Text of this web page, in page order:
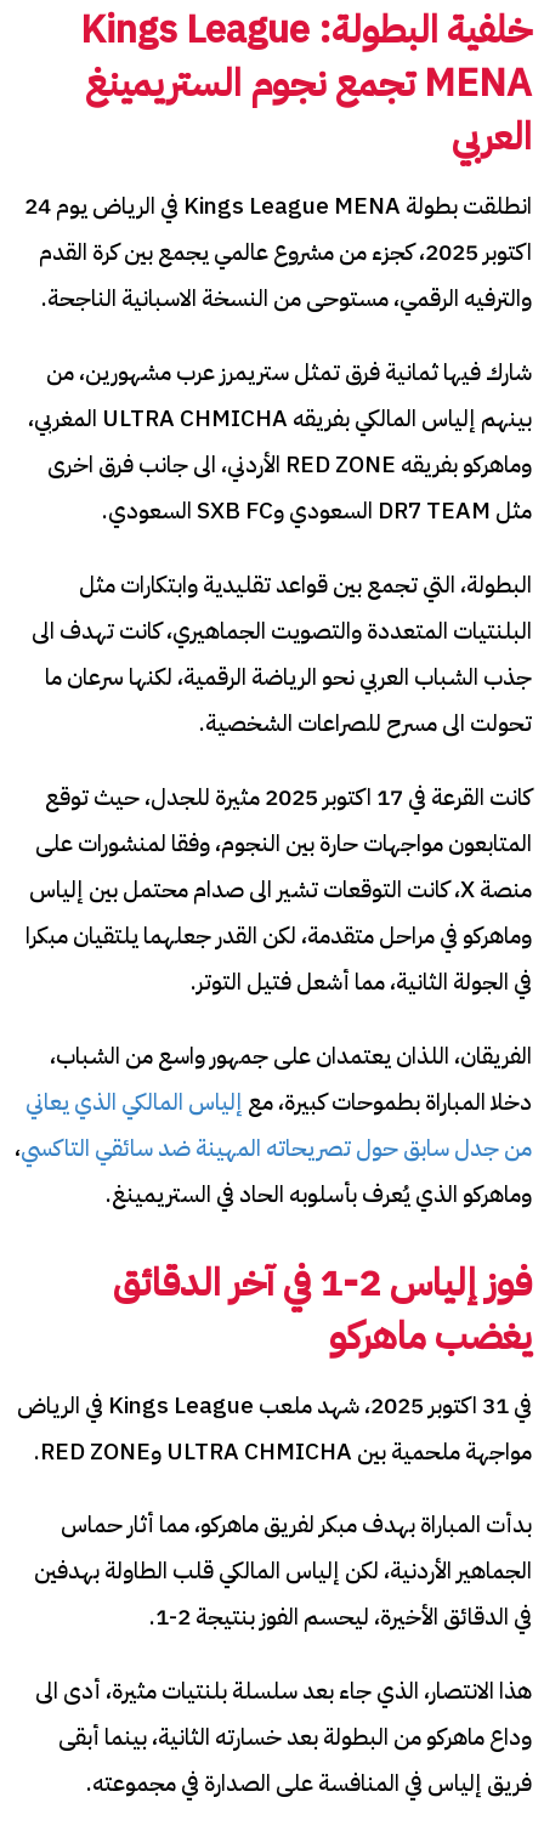
خلفية البطولة: Kings League
MENAتجمع نجوم الستريمينغ
العربي
انطلقت بطولة Kings League MENA في الرياض يوم 24
اكتوبر 2025، كجزء من مشروع عالمي يجمع بين كرة القدم
والترفيه الرقمي، مستوحى من النسخة الاسبانية الناجحة.
شارك فيها ثمانية فرق تمثل ستريمرز عرب مشهورين، من
بينهم إلياس المالكي بفريقه ULTRA CHMICHA المغربي،
وماهركو بفريقه RED ZONE الأردني، الى جانب فرق اخرى
مثل DR7 TEAM السعودي وSXB FC السعودي.
البطولة، التي تجمع بين قواعد تقليدية وابتكارات مثل
البلنتيات المتعددة والتصويت الجماهيري، كانت تهدف الى
جذب الشباب العربي نحو الرياضة الرقمية، لكنها سرعان ما
تحولت الى مسرح للصراعات الشخصية.
كانت القرعة في 17 اكتوبر 2025 مثيرة للجدل، حيث توقع
المتابعون مواجهات حارة بين النجوم، وفقا لمنشورات على
منصة X، كانت التوقعات تشير الى صدام محتمل بين إلياس
وماهركو في مراحل متقدمة، لكن القدر جعلهما يلتقيان مبكرا
في الجولة الثانية، مما أشعل فتيل التوتر.
الفريقان، اللذان يعتمدان على جمهور واسع من الشباب،
دخلا المباراة بطموحات كبيرة، مع إلياس المالكي الذي يعاني
من جدل سابق حول تصريحاته المهينة ضد سائقي التاكسي،
وماهركو الذي يُعرف بأسلوبه الحاد في الستريمينغ.
فوز إلياس 2-1 في آخر الدقائق
يغضب ماهركو
في 31 اكتوبر 2025، شهد ملعب Kings League في الرياض
مواجهة ملحمية بين ULTRA CHMICHA وRED ZONE.
بدأت المباراة بهدف مبكر لفريق ماهركو، مما أثار حماس
الجماهير الأردنية، لكن إلياس المالكي قلب الطاولة بهدفين
في الدقائق الأخيرة، ليحسم الفوز بنتيجة 2-1.
هذا الانتصار، الذي جاء بعد سلسلة بلنتيات مثيرة، أدى الى
وداع ماهركو من البطولة بعد خسارته الثانية، بينما أبقى
فريق إلياس في المنافسة على الصدارة في مجموعته.